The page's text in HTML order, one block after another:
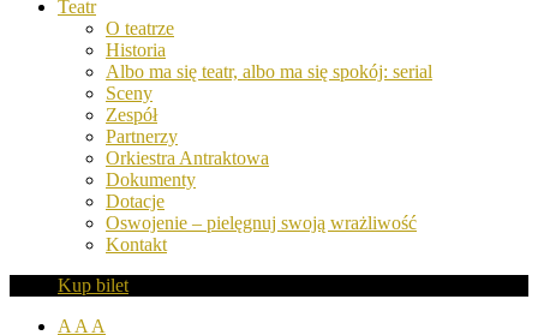
Teatr
O teatrze
Historia
Albo ma się teatr, albo ma się spokój: serial
Sceny
Zespół
Partnerzy
Orkiestra Antraktowa
Dokumenty
Dotacje
Oswojenie – pielęgnuj swoją wrażliwość
Kontakt
Kup bilet
A A A